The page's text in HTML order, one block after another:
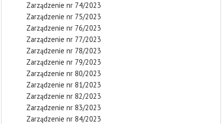
Zarządzenie nr 74/2023
Zarządzenie nr 75/2023
Zarządzenie nr 76/2023
Zarządzenie nr 77/2023
Zarządzenie nr 78/2023
Zarządzenie nr 79/2023
Zarządzenie nr 80/2023
Zarządzenie nr 81/2023
Zarządzenie nr 82/2023
Zarządzenie nr 83/2023
Zarządzenie nr 84/2023